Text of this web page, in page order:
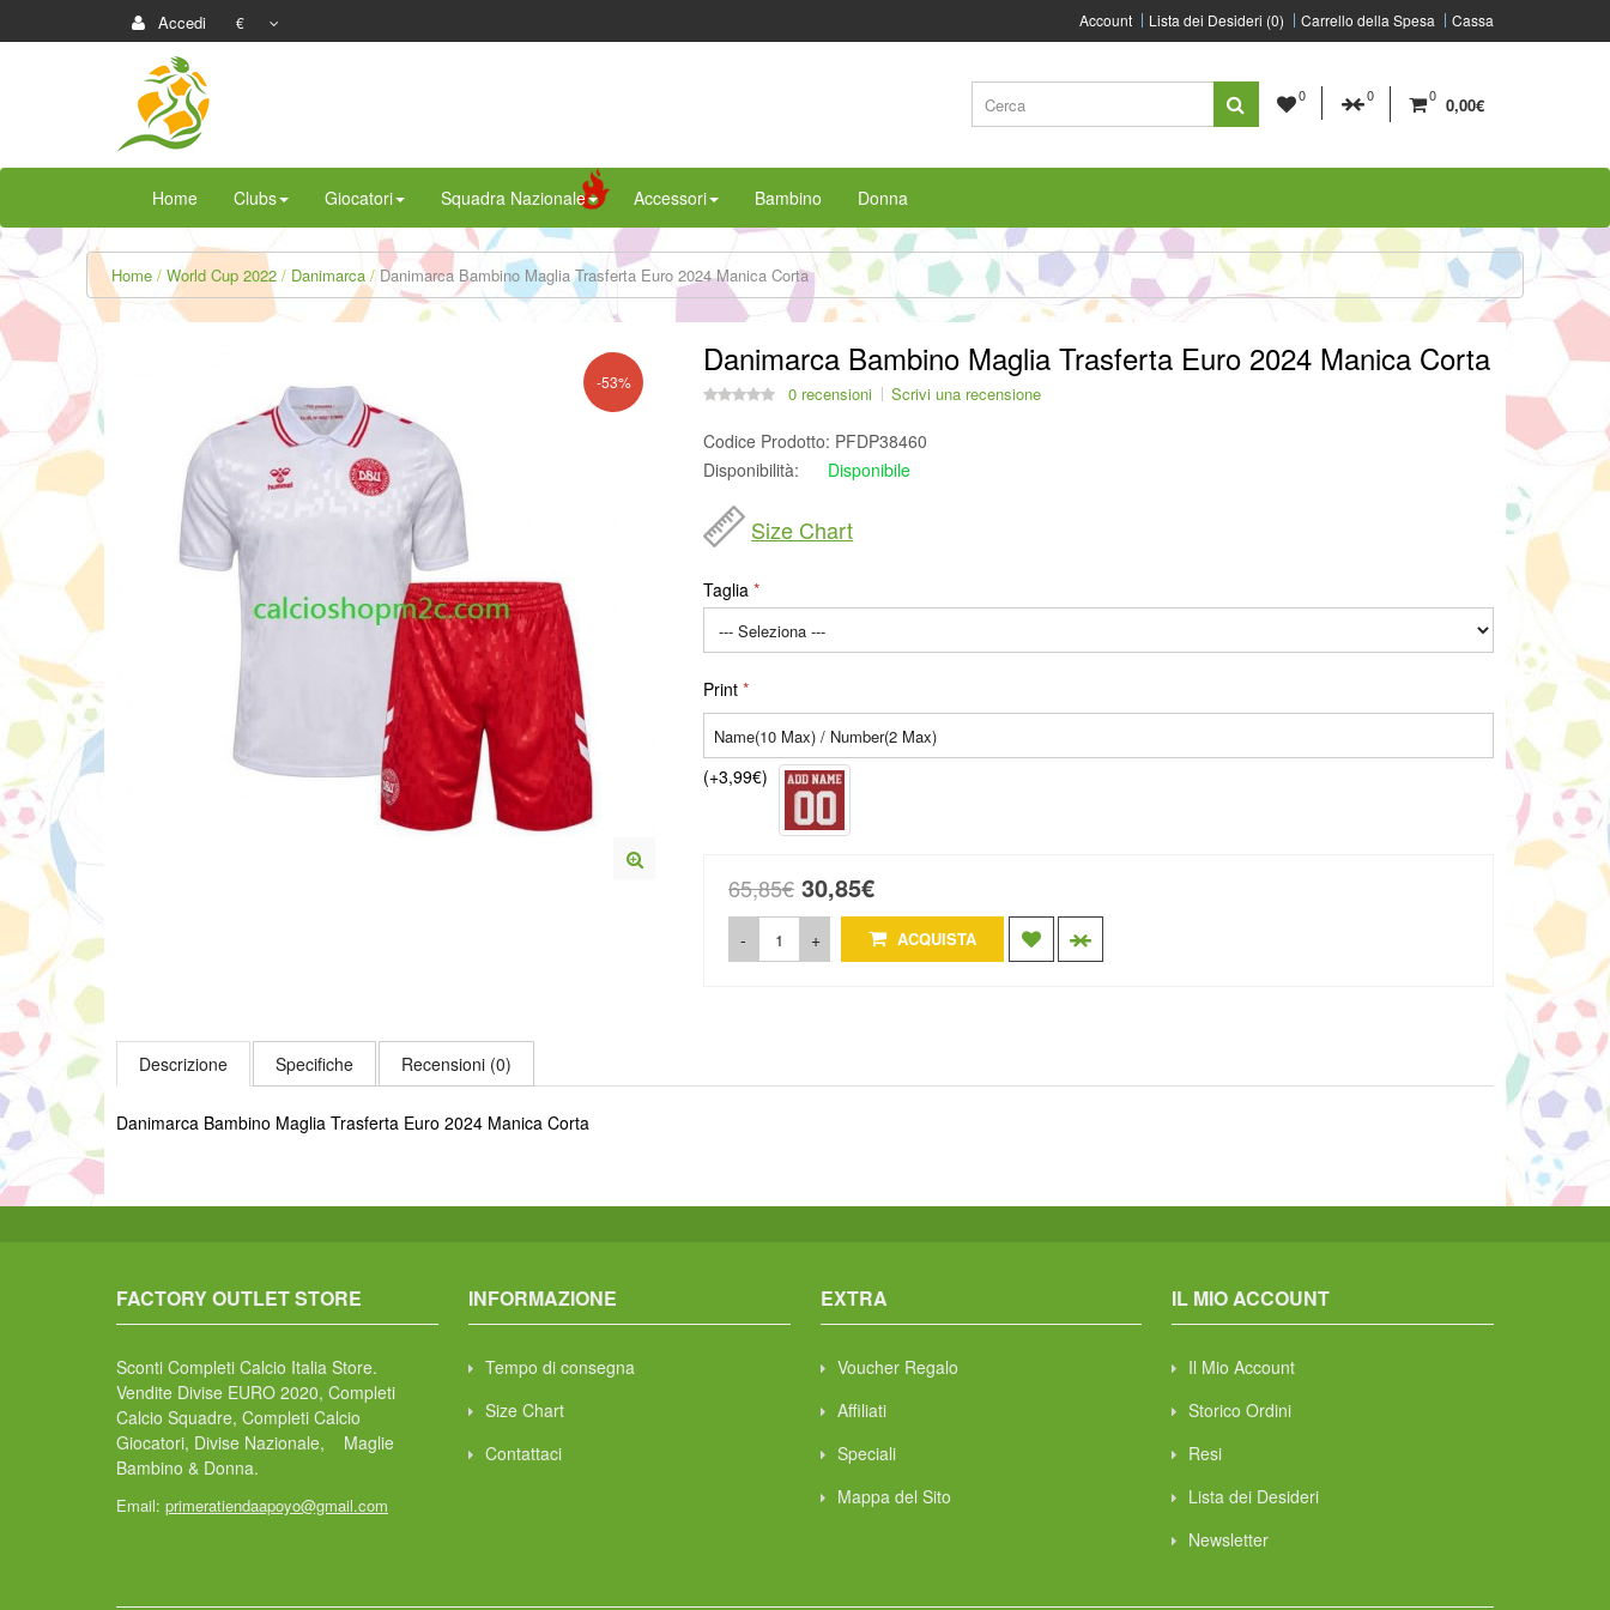
Accedi € Account Lista dei Desideri (0) Carrello della Spesa Cassa
0 0 0 0,00€
Home Clubs Giocatori Squadra Nazionale Accessori Bambino Donna
Home World Cup 2022 Danimarca Danimarca Bambino Maglia Trasferta Euro 2024 Manica Corta
-53%
Danimarca Bambino Maglia Trasferta Euro 2024 Manica Corta
0 recensioni Scrivi una recensione
Codice Prodotto: PFDP38460
Disponibilità:
Disponibile
Size Chart
Taglia
Print
(+3,99€)
65,85€ 30,85€
- + ACQUISTA
Descrizione Specifiche Recensioni (0)
Danimarca Bambino Maglia Trasferta Euro 2024 Manica Corta
FACTORY OUTLET STORE
Sconti Completi Calcio Italia Store.
Vendite Divise EURO 2020, Completi
Calcio Squadre, Completi Calcio
Giocatori, Divise Nazionale, Maglie
Bambino & Donna.
Email: primeratiendaapoyo@gmail.com
INFORMAZIONE
Tempo di consegna
Size Chart
Contattaci
EXTRA
Voucher Regalo
Affiliati
Speciali
Mappa del Sito
IL MIO ACCOUNT
Il Mio Account
Storico Ordini
Resi
Lista dei Desideri
Newsletter